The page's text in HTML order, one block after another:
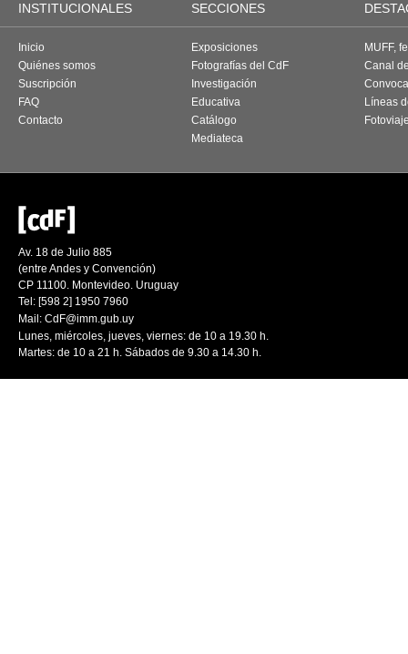
INSTITUCIONALES SECCIONES
Inicio
Quiénes somos
Suscripción
FAQ
Contacto
Exposiciones
Fotografías del CdF
Investigación
Educativa
Catálogo
Mediateca
MUFF,
Canal
Líneas
Av. 18 de Julio 885
(entre Andes y Convención)
CP 11100. Montevideo. Uruguay
Tel: [598 2] 1950 7960
Mail: CdF@imm.gub.uy
Lunes, miércoles, jueves, viernes: de 10 a 19.30 h.
Martes: de 10 a 21 h. Sábados de 9.30 a 14.30 h.